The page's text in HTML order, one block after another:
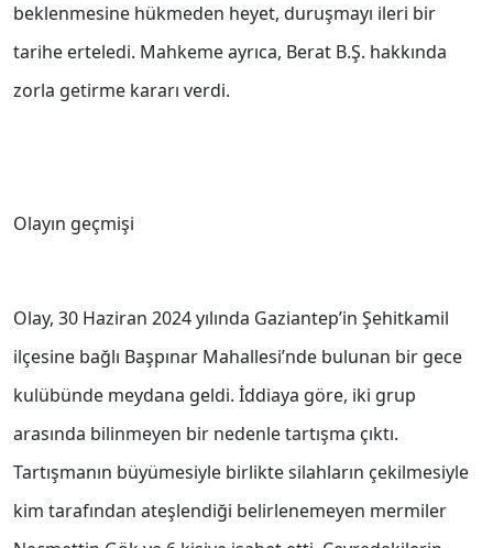
beklenmesine hükmeden heyet, duruşmayı ileri bir
tarihe erteledi. Mahkeme ayrıca, Berat B.Ş. hakkında
zorla getirme kararı verdi.
Olayın geçmişi
Olay, 30 Haziran 2024 yılında Gaziantep’in Şehitkamil
ilçesine bağlı Başpınar Mahallesi’nde bulunan bir gece
kulübünde meydana geldi. İddiaya göre, iki grup
arasında bilinmeyen bir nedenle tartışma çıktı.
Tartışmanın büyümesiyle birlikte silahların çekilmesiyle
kim tarafından ateşlendiği belirlenemeyen mermiler